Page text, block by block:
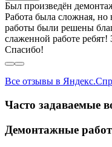
Был произведён
Работа была сложная,
работы были решены
слаженной работе
Спасибо!
Все отзывы в
Часто задаваемые
Демонтажные